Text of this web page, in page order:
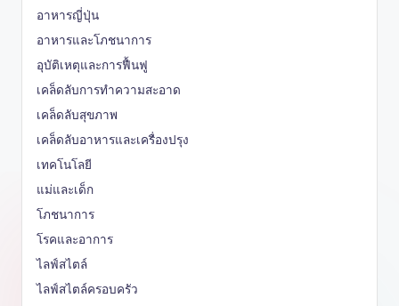
อาหารญี่ปุ่น
อาหารและโภชนาการ
อุบัติเหตุและการฟื้นฟู
เคล็ดลับการทำความสะอาด
เคล็ดลับสุขภาพ
เคล็ดลับอาหารและเครื่องปรุง
เทคโนโลยี
แม่และเด็ก
โภชนาการ
โรคและอาการ
ไลฟ์สไตล์
ไลฟ์สไตล์ครอบครัว